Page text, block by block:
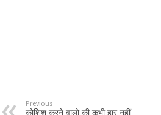
Previous
कोशिश करने वालो की कभी हार नहीं